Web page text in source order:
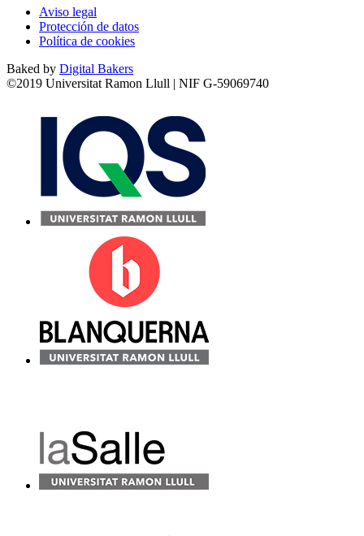
Aviso legal
Protección de datos
Política de cookies
Baked by Digital Bakers
©2019 Universitat Ramon Llull | NIF G-59069740